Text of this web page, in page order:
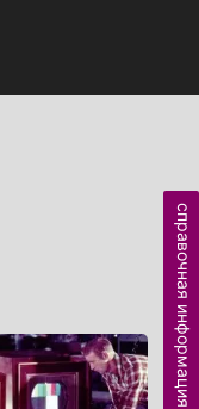
справочная информация